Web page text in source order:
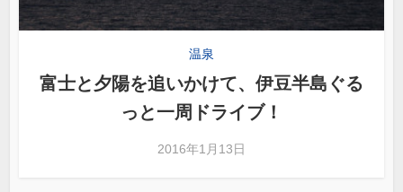
温泉
富士と夕陽を追いかけて、伊豆半島ぐる
っと一周ドライブ！
2016年1月13日